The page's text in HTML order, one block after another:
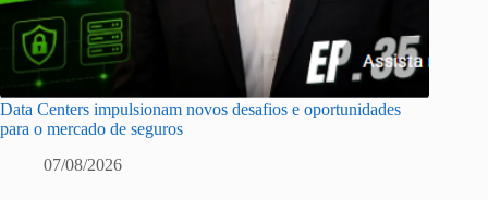
Data Centers impulsionam novos desafios e oportunidades
para o mercado de seguros
07/08/2026